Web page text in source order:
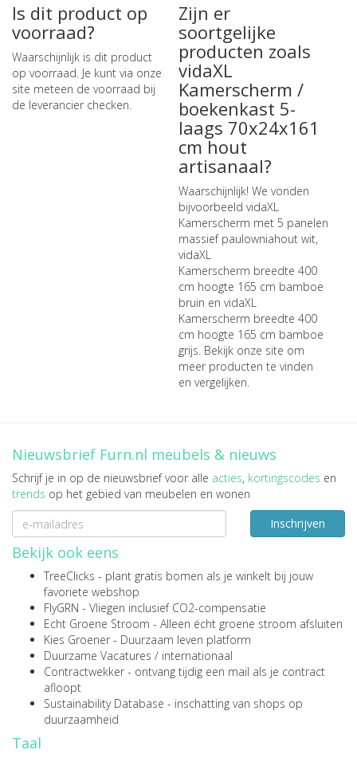
Is dit product op
voorraad?
Waarschijnlijk is dit product
op voorraad. Je kunt via onze
site meteen de voorraad bij
de leverancier checken.
Zijn er
soortgelijke
producten zoals
vidaXL
Kamerscherm /
boekenkast 5-
laags 70x24x161
cm hout
artisanaal?
Waarschijnlijk! We vonden
bijvoorbeeld vidaXL
Kamerscherm met 5 panelen
massief paulowniahout wit,
vidaXL
Kamerscherm breedte 400
cm hoogte 165 cm bamboe
bruin en vidaXL
Kamerscherm breedte 400
cm hoogte 165 cm bamboe
grijs. Bekijk onze site om
meer producten te vinden
en vergelijken.
Nieuwsbrief Furn.nl meubels & nieuws
Schrijf je in op de nieuwsbrief voor alle acties, kortingscodes en
trends op het gebied van meubelen en wonen
Inschrijven
Bekijk ook eens
TreeClicks - plant gratis bomen als je winkelt bij jouw
favoriete webshop
FlyGRN - Vliegen inclusief CO2-compensatie
Echt Groene Stroom - Alleen écht groene stroom afsluiten
Kies Groener - Duurzaam leven platform
Duurzame Vacatures / internationaal
Contractwekker - ontvang tijdig een mail als je contract
afloopt
Sustainability Database - inschatting van shops op
duurzaamheid
Taal